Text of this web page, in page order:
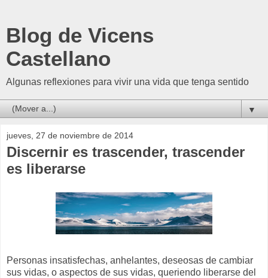
Blog de Vicens
Castellano
Algunas reflexiones para vivir una vida que tenga sentido
▼
jueves, 27 de noviembre de 2014
Discernir es trascender, trascender
es liberarse
Personas insatisfechas, anhelantes, deseosas de cambiar
sus vidas, o aspectos de sus vidas, queriendo liberarse del